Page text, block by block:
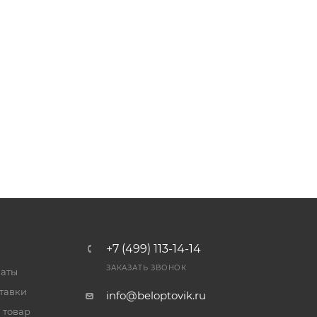
+7 (499) 113-14-14
ЗАКАЗАТЬ ЗВОНОК
info@beloptovik.ru